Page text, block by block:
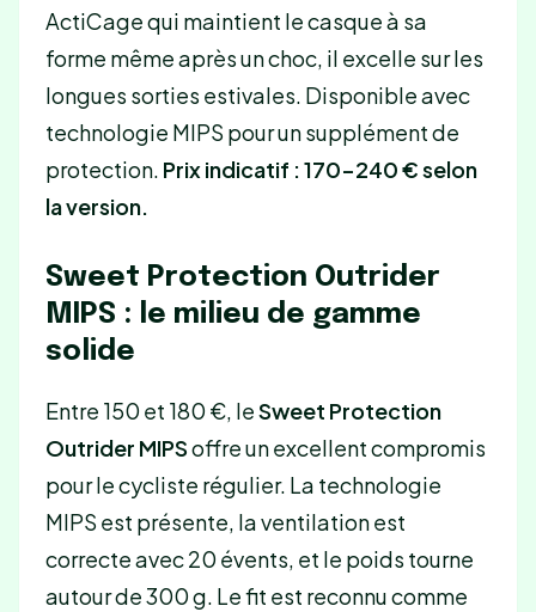
ActiCage qui maintient le casque à sa
forme même après un choc, il excelle sur les
longues sorties estivales. Disponible avec
technologie MIPS pour un supplément de
protection. Prix indicatif : 170-240 € selon
la version.
Sweet Protection Outrider
MIPS : le milieu de gamme
solide
Entre 150 et 180 €, leSweet Protection
Outrider MIPSoffre un excellent compromis
pour le cycliste régulier. La technologie
MIPS est présente, la ventilation est
correcte avec 20 évents, et le poids tourne
autour de 300 g. Le fit est reconnu comme